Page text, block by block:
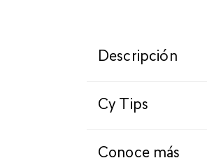
Descripción
Cy Tips
Conoce más